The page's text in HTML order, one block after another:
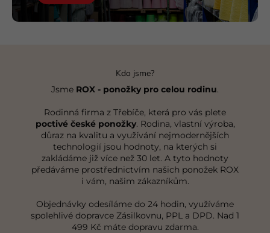
Kdo jsme?
Jsme ROX - ponožky pro celou rodinu.
Rodinná firma z Třebíče, která pro vás plete
poctivé české ponožky. Rodina, vlastní výroba,
důraz na kvalitu a využívání nejmodernějších
technologií jsou hodnoty, na kterých si
zakládáme již více než 30 let. A tyto hodnoty
předáváme prostřednictvím našich ponožek ROX
i vám, našim zákazníkům.
Objednávky odesíláme do 24 hodin, využíváme
spolehlivé dopravce Zásilkovnu, PPL a DPD. Nad 1
499 Kč máte dopravu zdarma.